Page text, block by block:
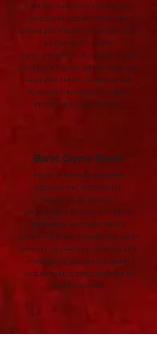
Etkinlikte, katılımcıların teknik gezi
çekilişlerini gerçekleştirerek bir
sonraki gün meslek alanlarında çeşitli
şantiye ve ofis gezileri
düzenlenmektedir. Bu sayede okulda
öğretilecek bilgileri sahada bakış açısı
kazanarak bunları deneyimlemek,
öğrencilerin kendilerini meslekte
hissetmeleri sağlamaktadır.
Baret Giyme Töreni
İnşaat ve Mimarlık fakülteleri
öğrencilerinin mesleklerinin
başlarında, ilk adımlarını
gerçektirirken ilk baretlerini etkinlik
sonrasında teker teker takdim
edilerek verilmesi mesleğe hoş geldin
anlamını taşırken aynı zamanda artık
mesleğin bir parçası olduklarını
vurgulamak için gerçekleştirilen bir
organizasyondur.